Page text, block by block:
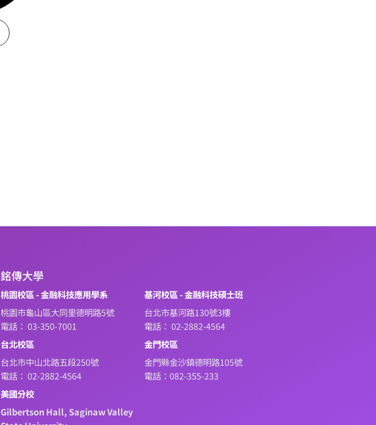
銘傳大學
桃園校區 - 金融科技應用學系
桃園市龜山區大同里德明路5號
電話： 03-350-7001
基河校區 - 金融科技碩士班
台北市基河路130號3樓
電話： 02-2882-4564
台北校區
台北市中山北路五段250號
電話： 02-2882-4564
金門校區
金門縣金沙鎮德明路105號
電話：082-355-233
美國分校
Gilbertson Hall, Saginaw Valley